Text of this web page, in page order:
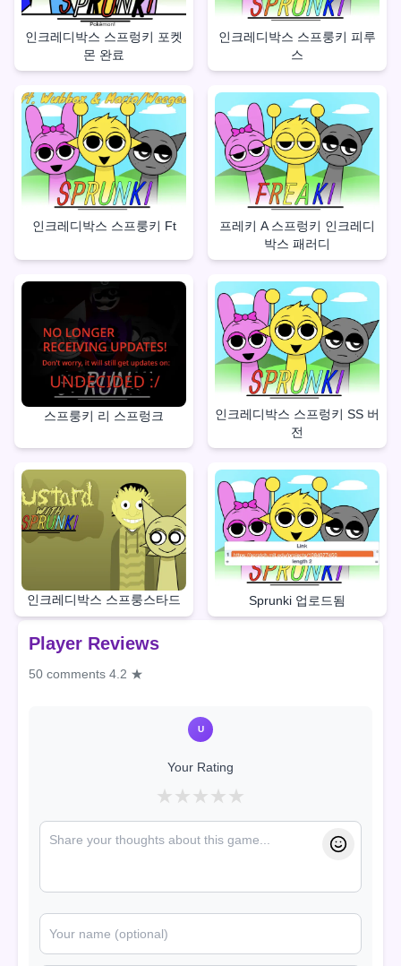
인크레디박스 스프렁키 포켓
몬 완료
인크레디박스 스프룽키 피루
스
인크레디박스 스프룽키 Ft
프레키 A 스프렁키 인크레디
박스 패러디
스프룽키 리 스프렁크
인크레디박스 스프렁키 SS 버
전
인크레디박스 스프룽스타드 Sprunki 업로드됨
Player Reviews
50 comments 4.2 ★
U
Your Rating
★★★★★